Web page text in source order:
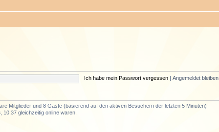
Ich habe mein Passwort vergessen Angemeldet bleiben
Mitglieder und 8 Gäste (basierend auf den aktiven Besuchern der letzten 5 Minuten)
10:37 gleichzeitig online waren.